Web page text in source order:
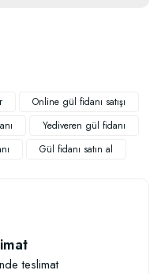
Online gül fidanı satışı
Yediveren gül fidanı
Gül fidanı satın al
teslimat